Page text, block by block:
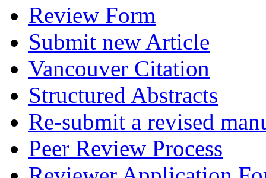
Review Form
Submit new Article
Vancouver Citation
Structured Abstracts
Re-submit a revised
Peer Review Process